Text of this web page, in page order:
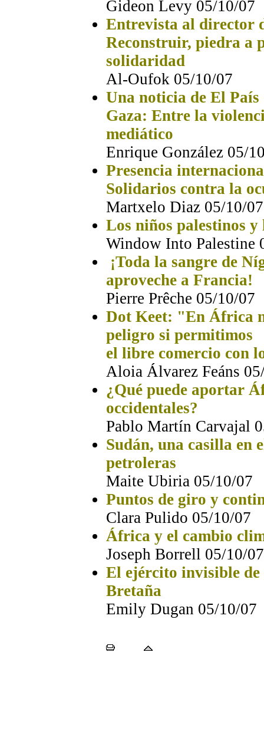
Gideon Levy 05/10/07
Entrevista al director
Reconstruir, piedra a
solidaridad
Al-Oufok 05/10/07
Una noticia de El País
Gaza: Entre la
mediático
Enrique González 05/
Presencia
Solidarios contra la
Martxelo Diaz 05/10/07
Los niños palestinos y
Window Into Palestine
¡Toda la sangre de
aproveche a Francia!
Pierre Prêche 05/10/07
Dot Keet: "En África
peligro si permitimos
el libre comercio con
Aloia Álvarez Feáns
¿Qué puede aportar
occidentales?
Pablo Martín Carvajal
Sudán, una casilla en
petroleras
Maite Ubiria 05/10/07
Puntos de giro y
Clara Pulido 05/10/07
África y el cambio
Joseph Borrell 05/10/07
El ejército invisible de
Bretaña
Emily Dugan 05/10/07